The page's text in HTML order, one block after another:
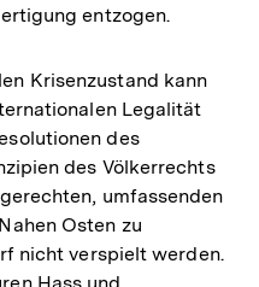
entzogen.
Krisenzustand kann
Legalität
des
des Völkerrechts
umfassenden
Osten zu
nicht verspielt werden.
Hass und